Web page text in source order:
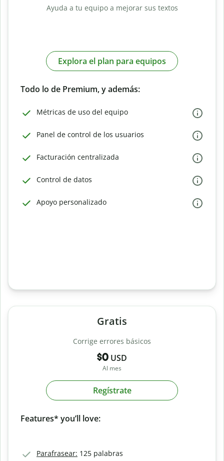
Ayuda a tu equipo a mejorar sus textos
Explora el plan para equipos
Todo lo de Premium, y además:
Métricas de uso del equipo
Panel de control de los usuarios
Facturación centralizada
Control de datos
Apoyo personalizado
Gratis
Corrige errores básicos
$0 USD
Al mes
Regístrate
Features* you’ll love:
Parafrasear: 125 palabras